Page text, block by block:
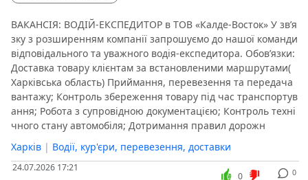
ВАКАНСІЯ: ВОДІЙ-ЕКСПЕДИТОР в ТОВ «Калде-Восток» У зв’я
зку з розширенням компанії запрошуємо до нашої команди
відповідального та уважного водія-експедитора. Обов’язки:
Доставка товару клієнтам за встановленими маршрутами(
Харківська область) Приймання, перевезення та передача
вантажу; Контроль збереження товару під час транспортув
ання; Робота з супровідною документацією; Контроль техні
чного стану автомобіля; Дотримання правил дорожн
Харків | Водії, кур'єри, перевезення, доставки
24.07.2026 17:21 0
0